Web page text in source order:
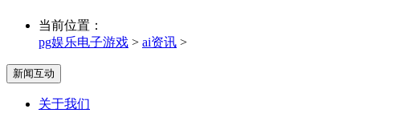
当前位置：
pg娱乐电子游戏 > ai资讯 >
新闻互动
关于我们